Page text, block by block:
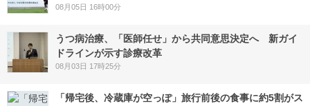
08月05日 16時00分
うつ病治療、「医師任せ」から共同意思決定へ 新ガイ
ドラインが示す診療改革
08月03日 17時25分
「帰宅後、冷蔵庫が空っぽ」旅行前後の食事に約5割がス